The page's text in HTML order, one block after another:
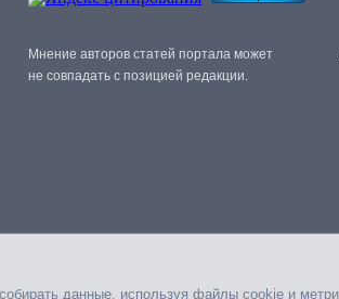
Мнение авторов статей портала может
не совпадать с позицией редакции.
данные, используя файлы cookie и